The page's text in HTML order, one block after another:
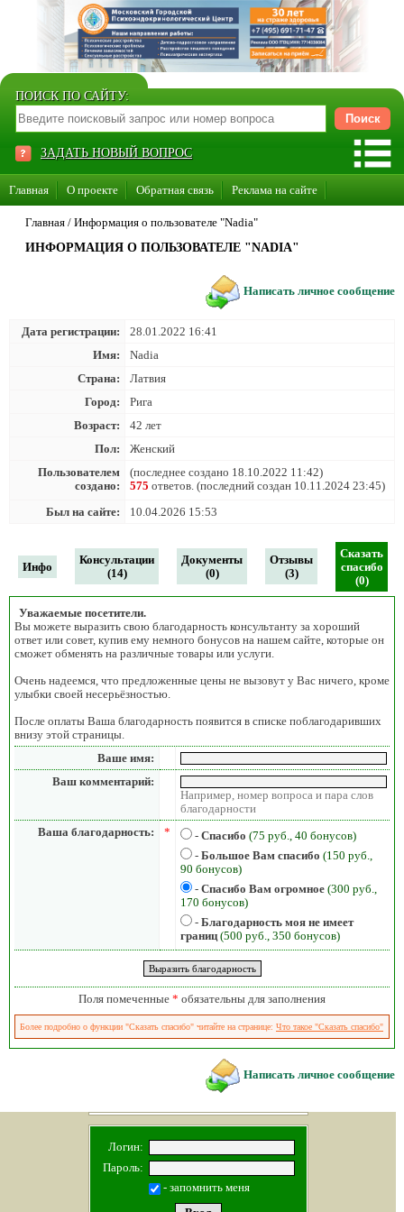
ПОИСК ПО САЙТУ:
ЗАДАТЬ НОВЫЙ ВОПРОС
Главная О проекте Обратная связь Реклама на сайте
Стать консультантом нашего сайта
Суперакция «Каждому врачу свой сайт»
Главная / Информация о пользователе "Nadia"
ИНФОРМАЦИЯ О ПОЛЬЗОВАТЕЛЕ "NADIA"
Написать личное сообщение
Дата регистрации:
28.01.2022 16:41
Имя:
Nadia
Страна:
Латвия
Город:
Рига
Возраст:
42 лет
Пол:
Женский
Пользователем
создано:
(последнее создано 18.10.2022 11:42)
575 ответов. (последний создан 10.11.2024 23:45)
Был на сайте:
10.04.2026 15:53
Инфо
Консультации
(14)
Документы
(0)
Отзывы
(3)
Сказать
спасибо
(0)
Уважаемые посетители.
Вы можете выразить свою благодарность консультанту за хороший
ответ или совет, купив ему немного бонусов на нашем сайте, которые он
сможет обменять на различные товары или услуги.
Очень надеемся, что предложенные цены не вызовут у Вас ничего, кроме
улыбки своей несерьёзностью.
После оплаты Ваша благодарность появится в списке поблагодаривших
внизу этой страницы.
Ваше имя:
Ваш комментарий:
Например, номер вопроса и пара слов
благодарности
Ваша благодарность:
* - Спасибо (75 руб., 40 бонусов)
- Большое Вам спасибо (150 руб.,
90 бонусов)
- Спасибо Вам огромное (300 руб.,
170 бонусов)
- Благодарность моя не имеет
границ (500 руб., 350 бонусов)
Поля помеченные * обязательны для заполнения
Более подробно о функции "Сказать спасибо" читайте на странице: Что такое "Сказать спасибо"
Написать личное сообщение
Логин:
Пароль:
- запомнить меня